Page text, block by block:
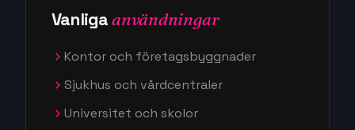
Vanligaanvändningar
Kontor och företagsbyggnader
Sjukhus och vårdcentraler
Universitet och skolor